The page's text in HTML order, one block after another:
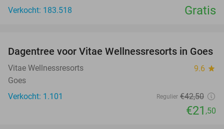
Verkocht: 183.518
Gratis
49%
Dagentree voor Vitae Wellnessresorts in Goes
Vitae Wellnessresorts 9.6 star
Goes
Verkocht: 1.101
Regulier €42,50
€21 ,50